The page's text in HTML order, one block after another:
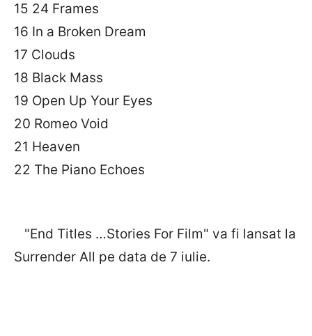
15 24 Frames
16 In a Broken Dream
17 Clouds
18 Black Mass
19 Open Up Your Eyes
20 Romeo Void
21 Heaven
22 The Piano Echoes
"End Titles …Stories For Film" va fi lansat la
Surrender All pe data de 7 iulie.